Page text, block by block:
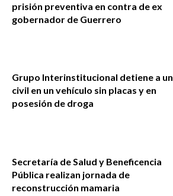
prisión preventiva en contra de ex
gobernador de Guerrero
Grupo Interinstitucional detiene a un
civil en un vehículo sin placas y en
posesión de droga
Secretaría de Salud y Beneficencia
Pública realizan jornada de
reconstrucción mamaria